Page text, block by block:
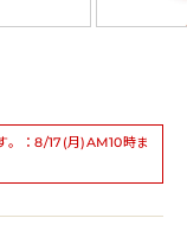
。：8/17(月)AM10時ま